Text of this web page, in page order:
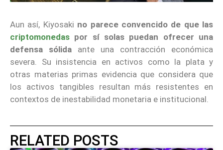
Aun así, Kiyosaki no parece convencido de que las
criptomonedas por sí solas puedan ofrecer una
defensa sólida ante una contracción económica
severa. Su insistencia en activos como la plata y
otras materias primas evidencia que considera que
los activos tangibles resultan más resistentes en
contextos de inestabilidad monetaria e institucional.
RELATED POSTS